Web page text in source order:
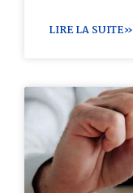
LIRE LA SUITE»